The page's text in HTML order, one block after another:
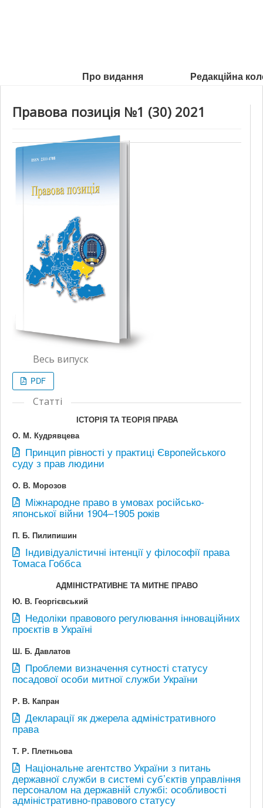
Про видання Редакційна
Правова позиція №1 (30) 2021
Весь випуск
PDF
Статті
ІСТОРІЯ ТА ТЕОРІЯ ПРАВА
О. М. Кудрявцева
Принцип рівності у практиці Європейського
суду з прав людини
О. В. Морозов
Міжнародне право в умовах російсько-
японської війни 1904–1905 років
П. Б. Пилипишин
Індивідуалістичні інтенції у філософії права
Томаса Гоббса
АДМІНІСТРАТИВНЕ ТА МИТНЕ ПРАВО
Ю. В. Георгієвський
Недоліки правового регулювання інноваційних
проєктів в Україні
Ш. Б. Давлатов
Проблеми визначення сутності статусу
посадової особи митної служби України
Р. В. Капран
Декларації як джерела адміністративного
права
Т. Р. Плетньова
Національне агентство України з питань
державної служби в системі суб’єктів управління
персоналом на державній службі: особливості
адміністративно-правового статусу